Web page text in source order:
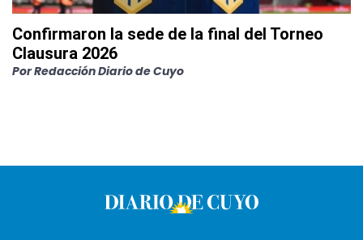
Confirmaron la sede de la final del Torneo
Clausura 2026
PorRedacción Diario de Cuyo